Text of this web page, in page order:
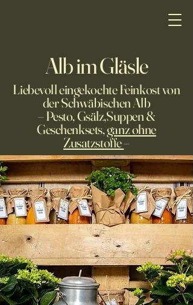
Alb im Gläsle
Liebevoll eingekochte Feinkost von
der Schwäbischen Alb
– Pesto, Gsälz,Suppen &
Geschenksets,ganz ohne
Zusatzstoffe–